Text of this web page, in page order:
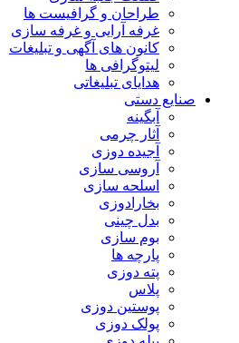
طراحان و گرافیست ها
غرفه آرایی و غرفه سازی
کانون های آگهی و تبلیغات
لیتوگرافی ها
هدایای تبلیغاتی
صنایع دستی
آبگینه
آثار چرمی
آجیده دوزی
آروسی سازی
اسلحه سازی
بخارادوزی
بدل چینی
بوم سازی
پارچه ها
پته دوزی
پلاس
پوستین دوزی
پولک دوزی